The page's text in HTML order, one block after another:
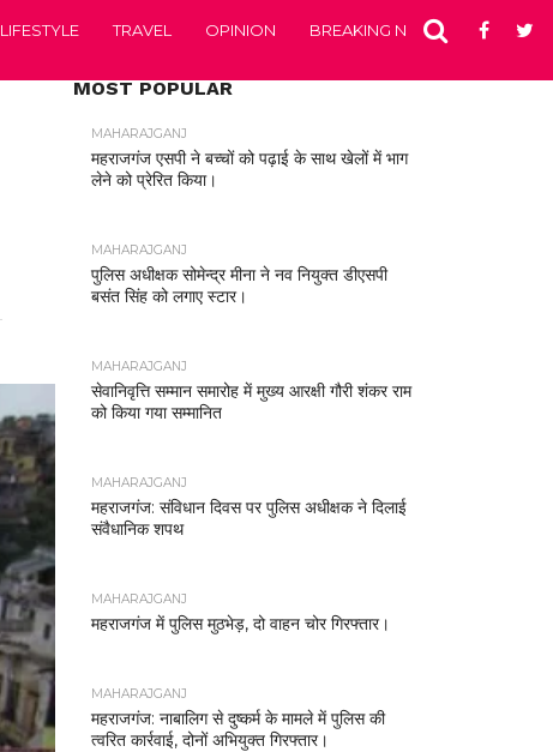
LIFESTYLE TRAVEL OPINION BREAKING NEWS
MOST POPULAR
MAHARAJGANJ
महराजगंज एसपी ने बच्चों को पढ़ाई के साथ खेलों में भाग
लेने को प्रेरित किया।
MAHARAJGANJ
पुलिस अधीक्षक सोमेन्द्र मीना ने नव नियुक्त डीएसपी
बसंत सिंह को लगाए स्टार।
MAHARAJGANJ
सेवानिवृत्ति सम्मान समारोह में मुख्य आरक्षी गौरी शंकर राम
को किया गया सम्मानित
MAHARAJGANJ
महराजगंज: संविधान दिवस पर पुलिस अधीक्षक ने दिलाई
संवैधानिक शपथ
MAHARAJGANJ
महराजगंज में पुलिस मुठभेड़, दो वाहन चोर गिरफ्तार।
MAHARAJGANJ
महराजगंज: नाबालिग से दुष्कर्म के मामले में पुलिस की
त्वरित कार्रवाई, दोनों अभियुक्त गिरफ्तार।